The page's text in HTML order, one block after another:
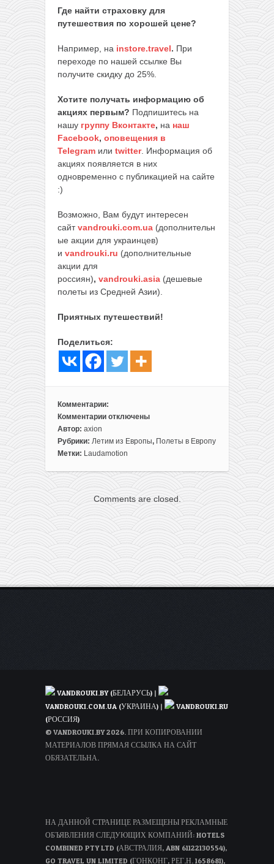
Где найти страховку для
путешествия по хорошей цене?
Например, на instore.travel. При
переходе по нашей ссылке Вы
получите скидку до 25%.
Хотите получать информацию об
акциях первым? Подпишитесь на
нашу группу Вконтакте, на наш
Facebook, оповещения в
Telegram или twitter. Информация об
акциях появляется в них
одновременно с публикацией на сайте
:)
Возможно, Вам будут интересен
сайтvandrouki.com.ua (дополнительн
ые акции для украинцев)
и vandrouki.ru (дополнительные
акции для
россиян), vandrouki.asia (дешевые
полеты из Средней Азии).
Приятных путешествий!
Поделиться:
Комментарии:
Комментарии
к
записи
Распродажа
по
Европе
всего
6,93€
отключены
Автор: axion
Рубрики: Летим из Европы, Полеты в Европу
Метки: Laudamotion
Comments are closed.
VANDROUKI.BY (БЕЛАРУСЬ) |
VANDROUKI.COM.UA (УКРАИНА) |
VANDROUKI.RU
(РОССИЯ)
© VANDROUKI.BY 2026. ПРИ КОПИРОВАНИИ
МАТЕРИАЛОВ ПРЯМАЯ ССЫЛКА НА САЙТ
ОБЯЗАТЕЛЬНА.
НА ДАННОЙ СТРАНИЦЕ РАЗМЕЩЕНЫ РЕКЛАМНЫЕ
ОБЪЯВЛЕНИЯ СЛЕДУЮЩИХ КОМПАНИЙ: HOTELS
COMBINED PTY LTD (АВСТРАЛИЯ, ABN 61122130554),
GO TRAVEL UN LIMITED (ГОНКОНГ, РЕГ.Н. 1658681),